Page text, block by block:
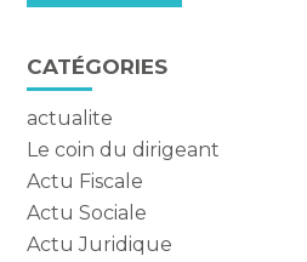
CATÉGORIES
actualite
Le coin du dirigeant
Actu Fiscale
Actu Sociale
Actu Juridique